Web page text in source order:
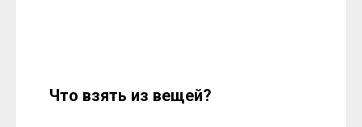
Что взять из вещей?